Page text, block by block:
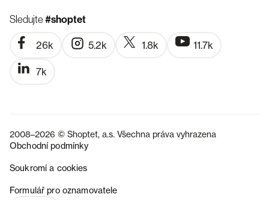
Sledujte#shoptet
26k 5.2k 1.8k 11.7k
7k
2008–2026 © Shoptet, a.s. Všechna práva vyhrazena
Obchodní podmínky
Soukromí a cookies
Formulář pro oznamovatele